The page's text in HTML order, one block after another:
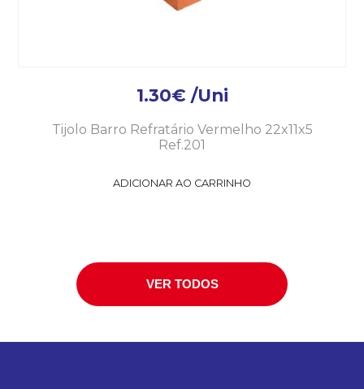
1.30€ /Uni
Tijolo Barro Refratário Vermelho 22x11x5
Ref.201
ADICIONAR AO CARRINHO
VER TODOS